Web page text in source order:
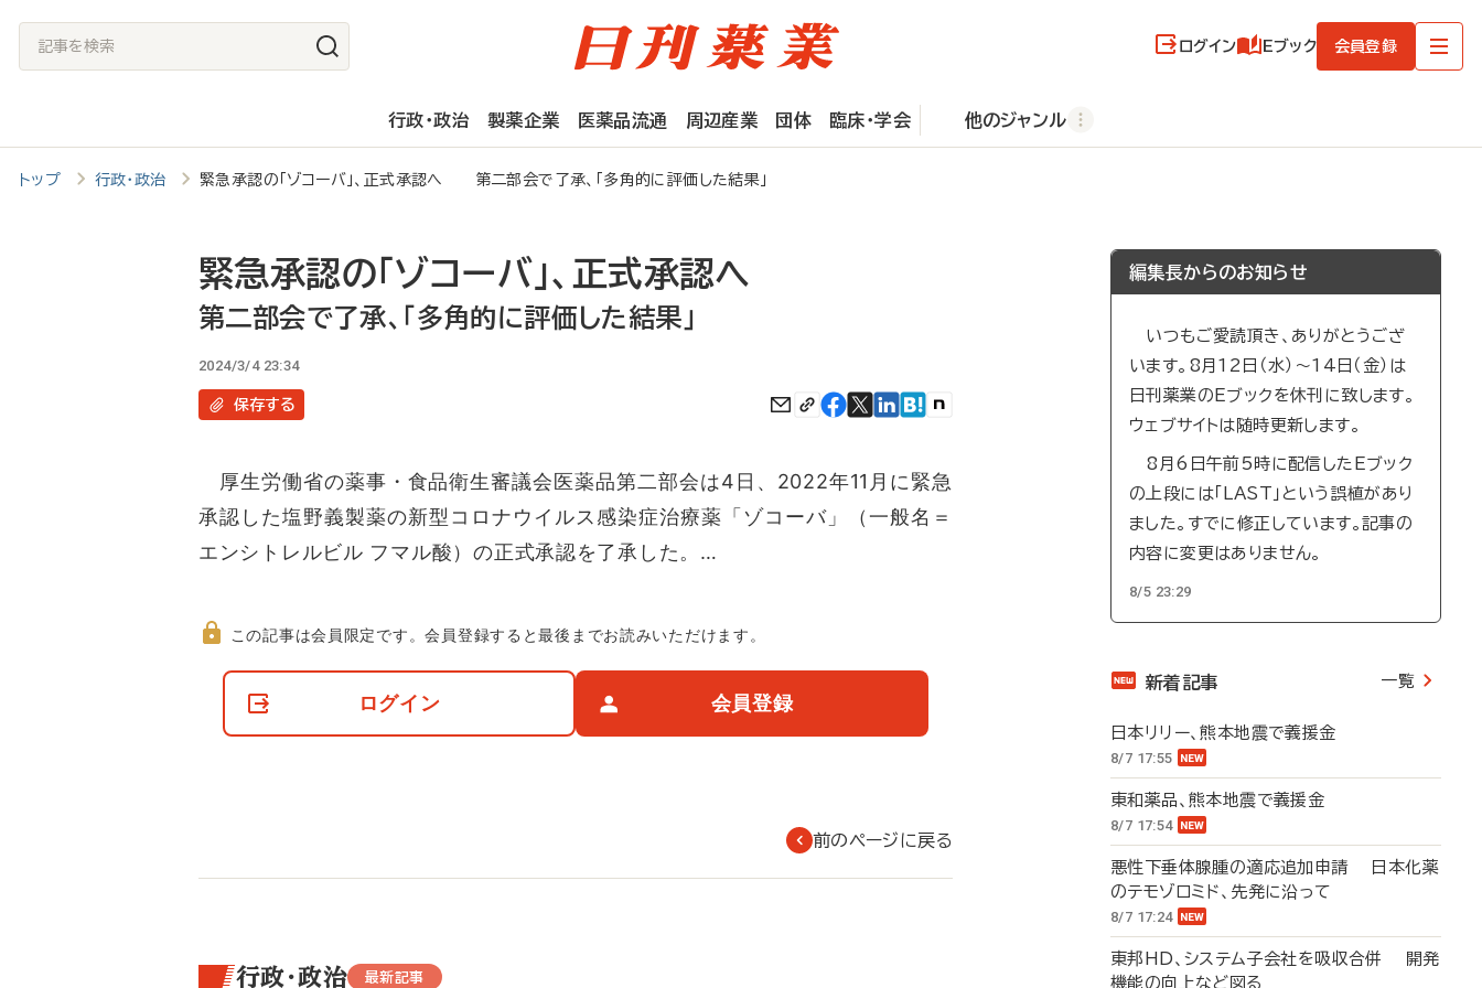
記
事
検
索
ログイン Eブック 会員登録
行政・政治 製薬企業 医薬品流通 周辺産業 団体 臨床・学会 他のジャンル
トップ 行政・政治 緊急承認の「ゾコーバ」、正式承認へ 第二部会で了承、「多角的に評価した結果」
緊急承認の「ゾコーバ」、正式承認へ
第二部会で了承、「多角的に評価した結果」
2024/3/4 23:34
保存する
厚生労働省の薬事・食品衛生審議会医薬品第二部会は4日、2022年11月に緊急
承認した塩野義製薬の新型コロナウイルス感染症治療薬「ゾコーバ」（一般名＝
エンシトレルビル フマル酸）の正式承認を了承した。…
て
この記事は会員限定です。会員登録すると最後までお読みいただけます。
ログイン 会員登録
前のページに戻る
行政・政治 最新記事
編集長からのお知らせ
いつもご愛読頂き、ありがとうござ
います。8月12日（水）～14日（金）は
日刊薬業のEブックを休刊に致します。
ウェブサイトは随時更新します。
8月6日午前5時に配信したEブック
の上段には「LAST」という誤植があり
ました。すでに修正しています。記事の
内容に変更はありません。
8/5 23:29
新着記事 一覧
日本リリー、熊本地震で義援金
8/7 17:55
東和薬品、熊本地震で義援金
8/7 17:54
悪性下垂体腺腫の適応追加申請 日本化薬
のテモゾロミド、先発に沿って
8/7 17:24
東邦HD、システム子会社を吸収合併 開発
機能の向上など図る